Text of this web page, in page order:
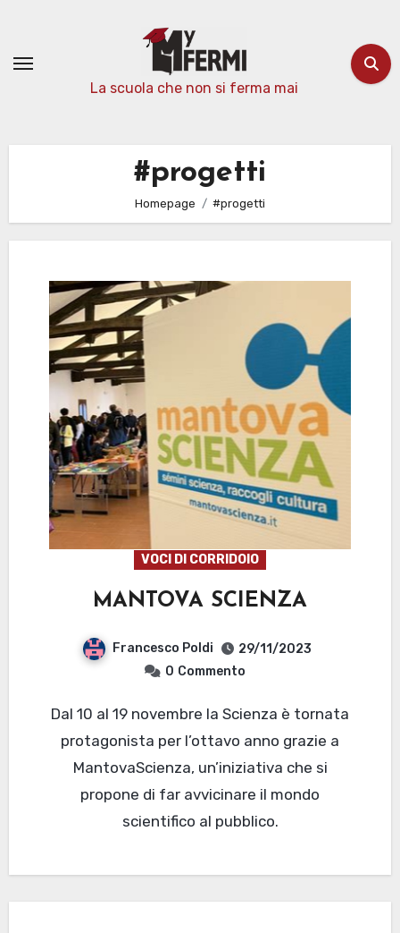
contenuto
La scuola che non si ferma mai
#progetti
Homepage #progetti
VOCI DI CORRIDOIO
MANTOVA SCIENZA
Francesco Poldi
29/11/2023
0 Commento
Dal 10 al 19 novembre la Scienza è tornata
protagonista per l’ottavo anno grazie a
MantovaScienza, un’iniziativa che si
propone di far avvicinare il mondo
scientifico al pubblico.